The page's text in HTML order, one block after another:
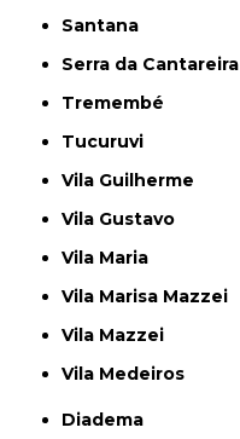
Santana
Serra da Cantareira
Tremembé
Tucuruvi
Vila Guilherme
Vila Gustavo
Vila Maria
Vila Marisa Mazzei
Vila Mazzei
Vila Medeiros
Diadema